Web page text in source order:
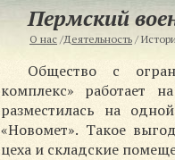
О нас /Деятельность /
Пермский
Общество с
комплекс» работает
разместилась на
«Новомет». Такое
цеха и складские